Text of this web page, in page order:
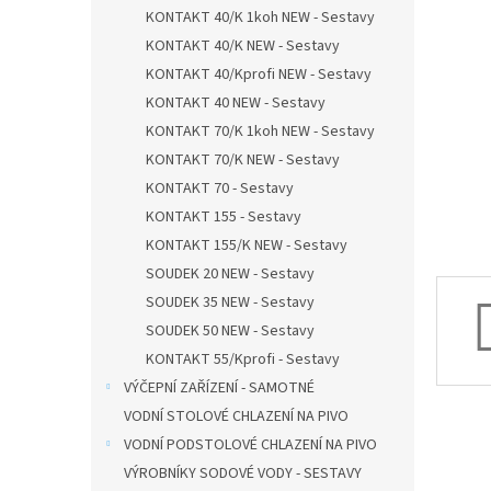
KONTAKT 40/K 1koh NEW - Sestavy
KONTAKT 40/K NEW - Sestavy
KONTAKT 40/Kprofi NEW - Sestavy
KONTAKT 40 NEW - Sestavy
KONTAKT 70/K 1koh NEW - Sestavy
KONTAKT 70/K NEW - Sestavy
KONTAKT 70 - Sestavy
KONTAKT 155 - Sestavy
KONTAKT 155/K NEW - Sestavy
SOUDEK 20 NEW - Sestavy
SOUDEK 35 NEW - Sestavy
SOUDEK 50 NEW - Sestavy
KONTAKT 55/Kprofi - Sestavy
VÝČEPNÍ ZAŘÍZENÍ - SAMOTNÉ
VODNÍ STOLOVÉ CHLAZENÍ NA PIVO
VODNÍ PODSTOLOVÉ CHLAZENÍ NA PIVO
VÝROBNÍKY SODOVÉ VODY - SESTAVY